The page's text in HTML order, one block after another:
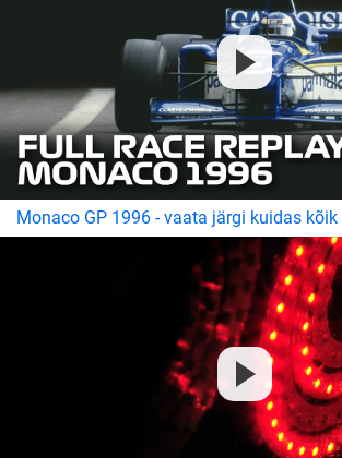
Monaco GP 1996 - vaata järgi kuidas